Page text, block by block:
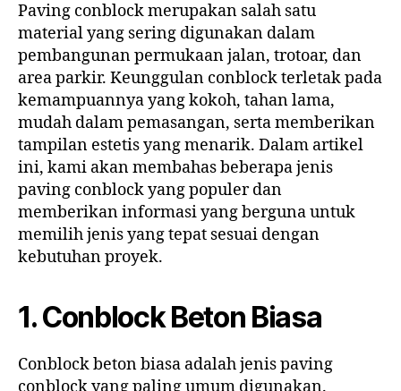
Paving conblock merupakan salah satu
material yang sering digunakan dalam
pembangunan permukaan jalan, trotoar, dan
area parkir. Keunggulan conblock terletak pada
kemampuannya yang kokoh, tahan lama,
mudah dalam pemasangan, serta memberikan
tampilan estetis yang menarik. Dalam artikel
ini, kami akan membahas beberapa jenis
paving conblock yang populer dan
memberikan informasi yang berguna untuk
memilih jenis yang tepat sesuai dengan
kebutuhan proyek.
1. Conblock Beton Biasa
Conblock beton biasa adalah jenis paving